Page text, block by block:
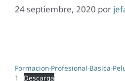
24 septiembre, 2020 por
Formacion-Profesional-Basica-
1
Descarga